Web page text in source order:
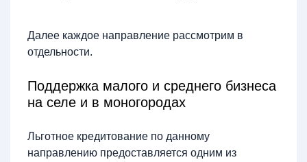
Далее каждое направление рассмотрим в
отдельности.
Поддержка малого и среднего бизнеса
на селе и в моногородах
Льготное кредитование по данному
направлению предоставляется одним из